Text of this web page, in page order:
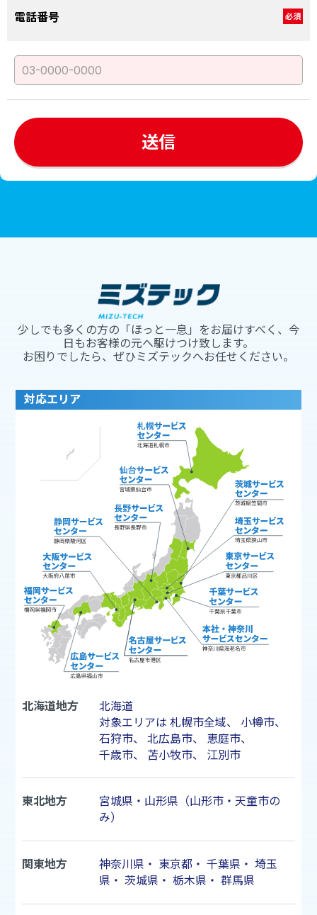
電話番号 必須
少しでも多くの方の「ほっと一息」をお届けすべく、今
日もお客様の元へ駆けつけ致します。
お困りでしたら、ぜひミズテックへお任せください。
対応エリア
北海道地方
北海道
対象エリアは 札幌市全域、 小樽市、
石狩市、 北広島市、 恵庭市、
千歳市、 苫小牧市、 江別市
東北地方
宮城県・山形県（山形市・天童市の
み）
関東地方 神奈川県 ・ 東京都・ 千葉県 ・ 埼玉
県 ・ 茨城県 ・ 栃木県 ・ 群馬県